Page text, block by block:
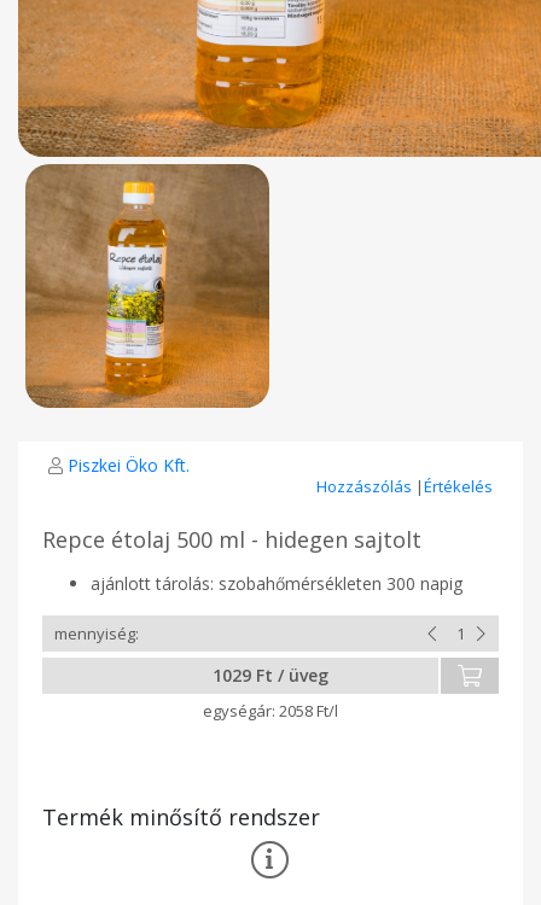
Piszkei Öko Kft.
Hozzászólás |Értékelés
Repce étolaj 500 ml - hidegen sajtolt
ajánlott tárolás: szobahőmérsékleten 300 napig
1029 Ft / üveg
2058 Ft/l
Termék minősítő rendszer